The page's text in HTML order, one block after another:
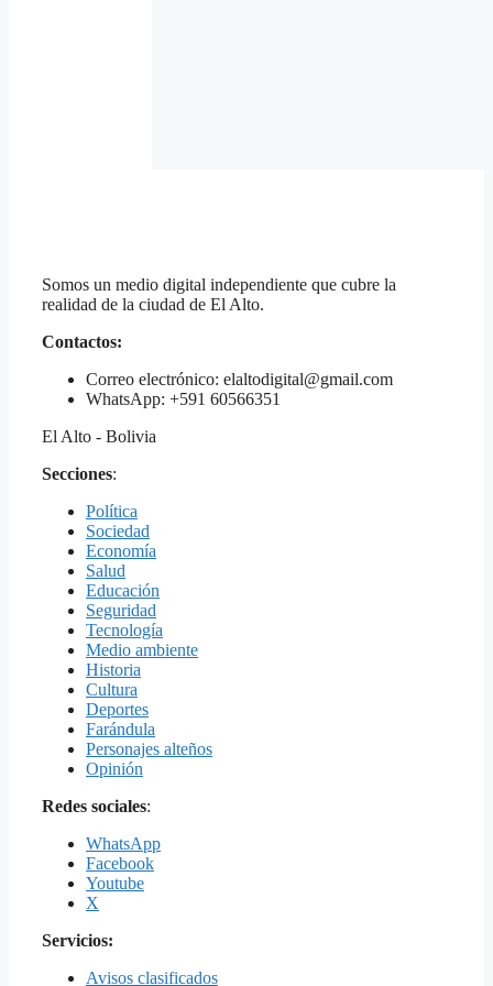
Somos un medio digital independiente que cubre la
realidad de la ciudad de El Alto.
Contactos:
Correo electrónico: elaltodigital@gmail.com
WhatsApp: +591 60566351
El Alto - Bolivia
Secciones:
Política
Sociedad
Economía
Salud
Educación
Seguridad
Tecnología
Medio ambiente
Historia
Cultura
Deportes
Farándula
Personajes alteños
Opinión
Redes sociales:
WhatsApp
Facebook
Youtube
X
Servicios:
Avisos clasificados